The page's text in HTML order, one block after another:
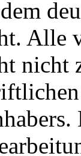
Alle
nicht